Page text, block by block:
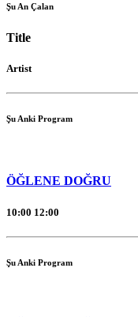
Şu An Çalan
Title
Artist
Şu Anki Program
ÖĞLENE DOĞRU
10:00 12:00
Şu Anki Program